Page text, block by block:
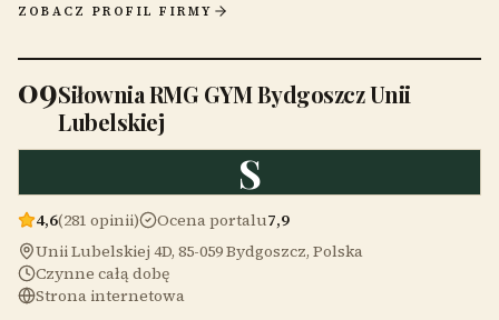
ZOBACZ PROFIL FIRMY
09Siłownia RMG GYM Bydgoszcz Unii
Lubelskiej
S
4,6(281 opinii) Ocena portalu7,9
Unii Lubelskiej 4D, 85-059 Bydgoszcz, Polska
Czynne całą dobę
Strona internetowa